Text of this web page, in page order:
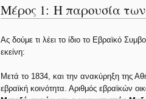
Μέρος 1: Η παρουσία
Ας δούμε τι λέει το ίδιο το Εβραϊκό
εκείνη:
Μετά το 1834, και την ανακύρηξη της
εβραϊκή κοινότητα. Αριθμός εβραϊκών